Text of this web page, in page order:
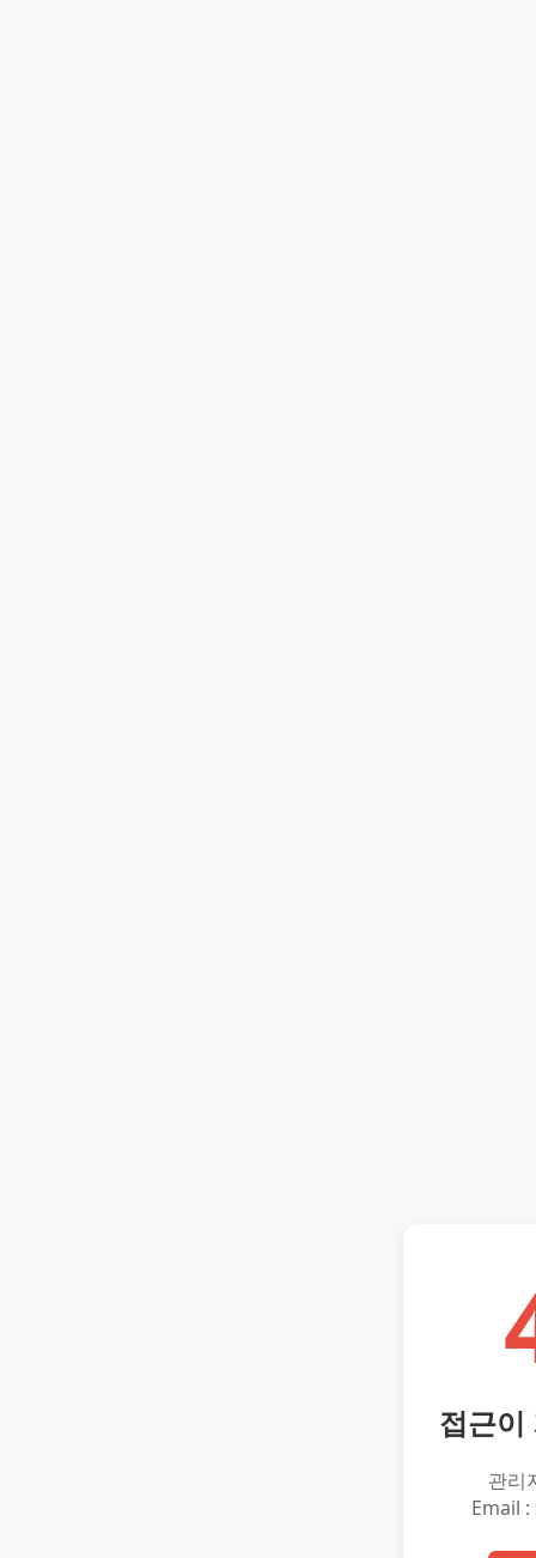
접근이
관리
Email